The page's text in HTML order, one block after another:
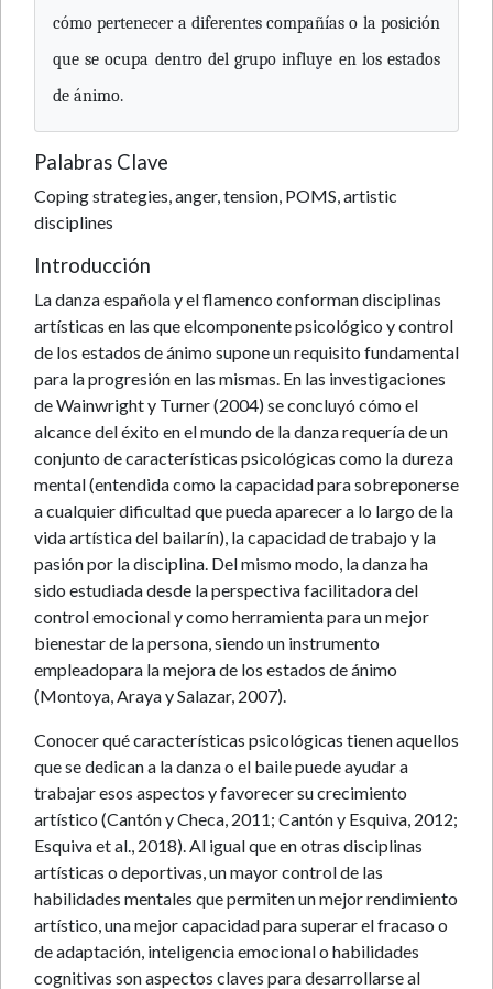
cómo pertenecer a diferentes compañías o la posición
que se ocupa dentro del grupo influye en los estados
de ánimo.
Palabras Clave
Coping strategies, anger, tension, POMS, artistic
disciplines
Introducción
La danza española y el flamenco conforman disciplinas
artísticas en las que elcomponente psicológico y control
de los estados de ánimo supone un requisito fundamental
para la progresión en las mismas. En las investigaciones
de Wainwright y Turner (2004) se concluyó cómo el
alcance del éxito en el mundo de la danza requería de un
conjunto de características psicológicas como la dureza
mental (entendida como la capacidad para sobreponerse
a cualquier dificultad que pueda aparecer a lo largo de la
vida artística del bailarín), la capacidad de trabajo y la
pasión por la disciplina. Del mismo modo, la danza ha
sido estudiada desde la perspectiva facilitadora del
control emocional y como herramienta para un mejor
bienestar de la persona, siendo un instrumento
empleadopara la mejora de los estados de ánimo
(Montoya, Araya y Salazar, 2007).
Conocer qué características psicológicas tienen aquellos
que se dedican a la danza o el baile puede ayudar a
trabajar esos aspectos y favorecer su crecimiento
artístico (Cantón y Checa, 2011; Cantón y Esquiva, 2012;
Esquiva et al., 2018). Al igual que en otras disciplinas
artísticas o deportivas, un mayor control de las
habilidades mentales que permiten un mejor rendimiento
artístico, una mejor capacidad para superar el fracaso o
de adaptación, inteligencia emocional o habilidades
cognitivas son aspectos claves para desarrollarse al